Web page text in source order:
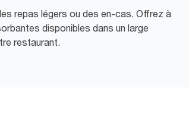
repas légers ou des en-cas. Offrez à
disponibles dans un large
restaurant.